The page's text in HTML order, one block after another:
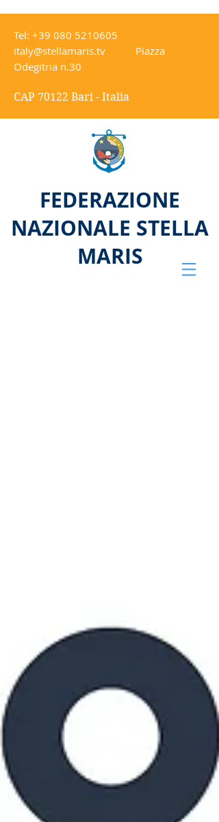
Tel: +39 080 5210605
italy@stellamaris.tv Piazza
Odegitria n.30
CAP 70122 Bari - Italia
FEDERAZIONE
NAZIONALE STELLA
MARIS